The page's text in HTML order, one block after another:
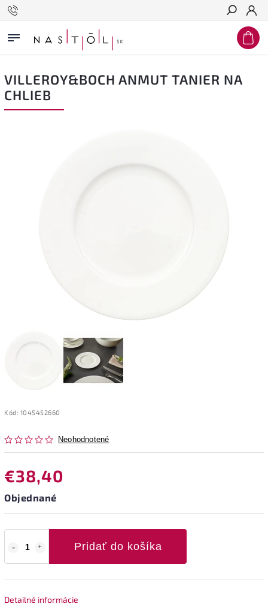
Hľadať
VILLEROY&BOCH ANMUT TANIER NA
CHLIEB
Kód: 1045452660
Neohodnotené
€38,40
Objednané
Pridať do košíka
Detailné informácie